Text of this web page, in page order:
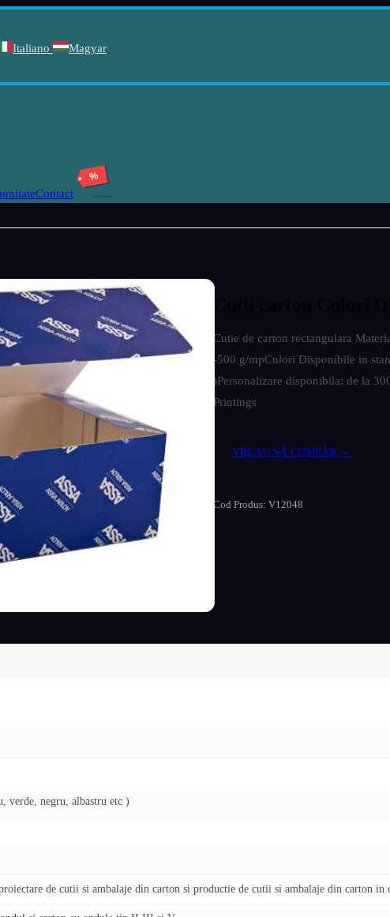
Italiano Magyar
Contact
%
Cutie de carton rectangulara
-500 g/mpCulori Disponibile in
)Personalizare disponibila: de la
Printings
VREAU SĂ CUMPĂR →
Cod Produs: V12048
verde, negru, albastru etc )
de cutii si ambalaje din carton si productie de cutii si ambalaje din carton